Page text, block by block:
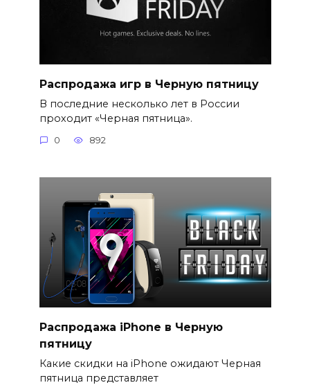
Распродажа игр в Черную пятницу
В последние несколько лет в России
проходит «Черная пятница».
0 892
Распродажа iPhone в Черную
пятницу
Какие скидки на iPhone ожидают Черная
пятница представляет